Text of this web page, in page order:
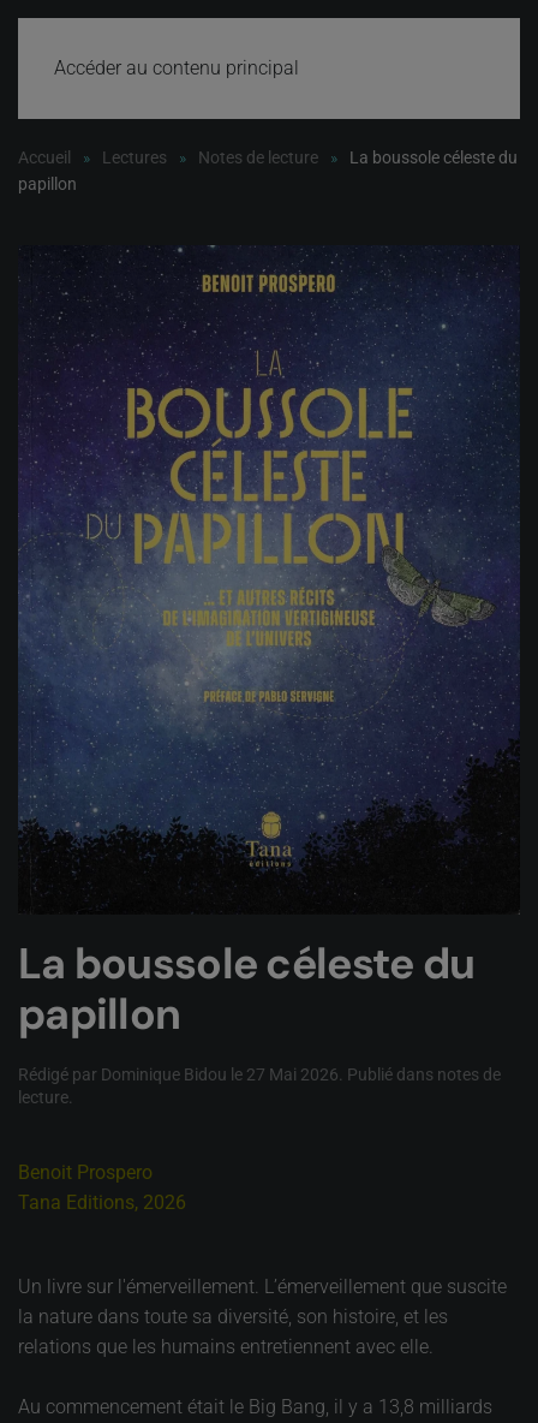
Accéder au contenu principal
Accueil Lectures Notes de lecture
La boussole céleste du
papillon
La boussole céleste du
papillon
Rédigé par Dominique Bidou le 27 Mai 2026 . Publié dans notes de
lecture
Benoit Prospero
Tana Editions, 2026
Un livre sur l'émerveillement. L’émerveillement que suscite
la nature dans toute sa diversité, son histoire, et les
relations que les humains entretiennent avec elle.
Au commencement était le Big Bang, il y a 13,8 milliards